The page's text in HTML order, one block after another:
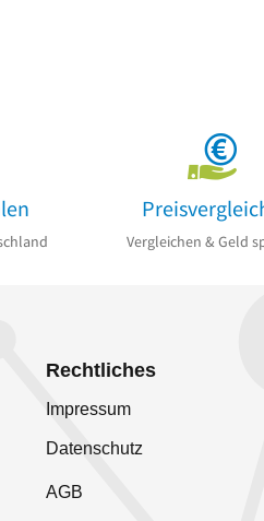
Vergleichen & Geld
Rechtliches
Impressum
Datenschutz
AGB